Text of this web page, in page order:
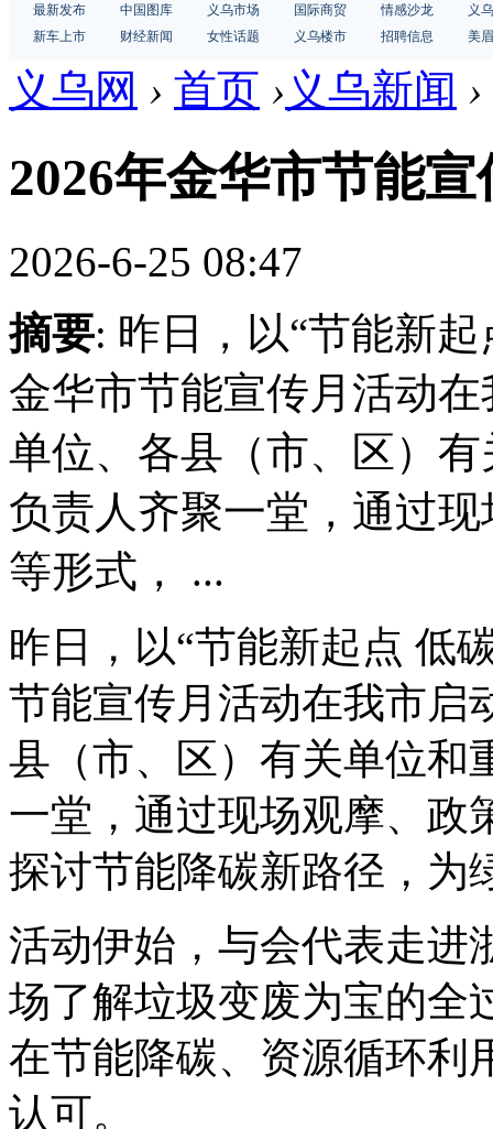
最新发布 中国图库 义乌市场 国际商贸 情感沙龙
义
新车上市
财经新闻 女性话题 义乌楼市 招聘信息 美
义乌网 › 首页 › 义乌新闻 ›
2026年金华市节能
2026-6-25 08:47
摘要: 昨日，以“节能新
金华市节能宣传月活动
单位、各县（市、区）
负责人齐聚一堂，通过
等形式， ...
昨日，以“节能新起点 低
节能宣传月活动在我市启
县（市、区）有关单位和
一堂，通过现场观摩、政
探讨节能降碳新路径，为
活动伊始，与会代表走进
场了解垃圾变废为宝的全
在节能降碳、资源循环利
认可。